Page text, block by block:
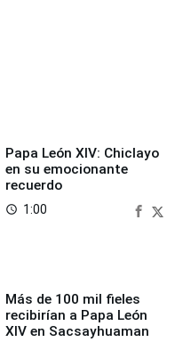
Papa León XIV: Chiclayo
en su emocionante
recuerdo
access_time 1:00
Más de 100 mil fieles
recibirían a Papa León
XIV en Sacsayhuaman